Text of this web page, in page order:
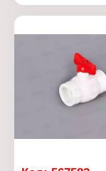
температура: 95
Тип
сварной